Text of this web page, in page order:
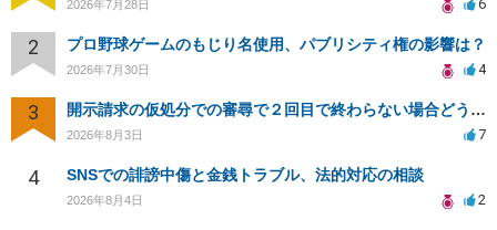
2026年7月28日 6
2 プロ野球ゲームのもじり名使用、パブリシティ権の影響は？
2026年7月30日 4
3 開示請求の仮処分での審尋で２回目で終わらない場合どうしたらいいですか
2026年8月3日 7
4 SNSでの誹謗中傷と金銭トラブル、法的対応の相談
2026年8月4日 2